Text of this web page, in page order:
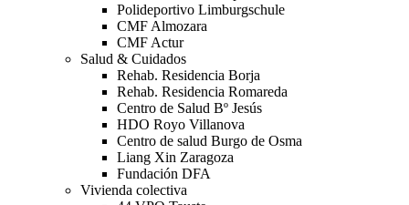
Polideportivo Limburgschule
CMF Almozara
CMF Actur
Salud & Cuidados
Rehab. Residencia Borja
Rehab. Residencia Romareda
Centro de Salud Bº Jesús
HDO Royo Villanova
Centro de salud Burgo de Osma
Liang Xin Zaragoza
Fundación DFA
Vivienda colectiva